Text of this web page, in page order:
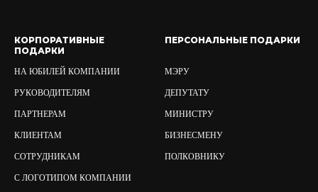
КОРПОРАТИВНЫЕ
ПОДАРКИ
НА ЮБИЛЕЙ КОМПАНИИ
РУКОВОДИТЕЛЯМ
ПАРТНЕРАМ
КЛИЕНТАМ
СОТРУДНИКАМ
С ЛОГОТИПОМ КОМПАНИИ
ПЕРСОНАЛЬНЫЕ ПОДАРКИ
МЭРУ
ДЕПУТАТУ
МИНИСТРУ
БИЗНЕСМЕНУ
ПОЛКОВНИКУ